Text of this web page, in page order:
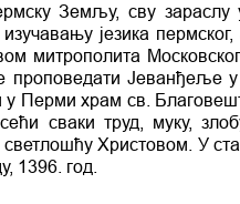
Земљу, сву
језика
митрополита
Јеванђеље
у Перми храм св.
сваки труд, муку,
Христовом. У
1396. год.